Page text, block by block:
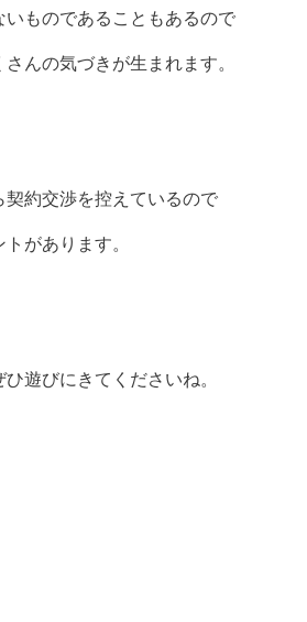
いものであることもあるので
んの気づきが生まれます。
契約交渉を控えているので
があります。
遊びにきてくださいね。